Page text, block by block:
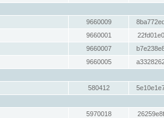
9660009
9660001
9660007
9660005
580412
5970018